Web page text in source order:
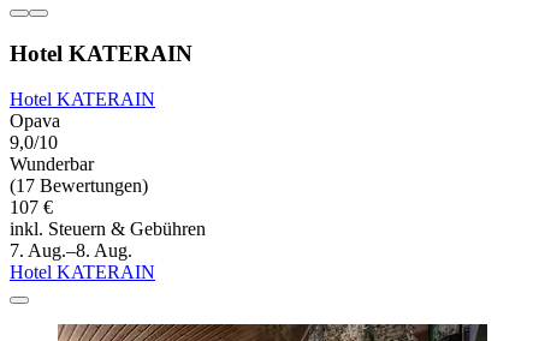
Hotel KATERAIN
Hotel KATERAIN
Opava
9,0/10
Wunderbar
(17 Bewertungen)
107 €
inkl. Steuern & Gebühren
7. Aug.–8. Aug.
Hotel KATERAIN